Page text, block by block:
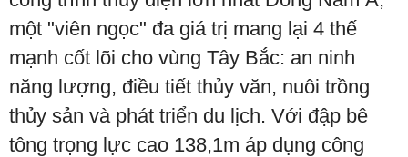
một "viên ngọc" đa giá trị mang lại 4 thế
mạnh cốt lõi cho vùng Tây Bắc: an ninh
năng lượng, điều tiết thủy văn, nuôi trồng
thủy sản và phát triển du lịch. Với đập bê
tông trọng lực cao 138,1m áp dụng công